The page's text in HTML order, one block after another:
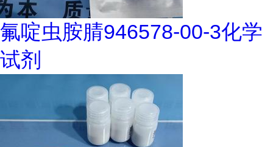
氟啶虫胺腈946578-00-3化学
试剂